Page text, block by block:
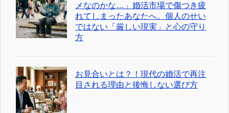
メなのかな…」婚活市場で傷つき疲
れてしまったあなたへ。個人のせい
ではない「厳しい現実」と心の守り
方
お見合いとは？！現代の婚活で再注
目される理由と後悔しない選び方